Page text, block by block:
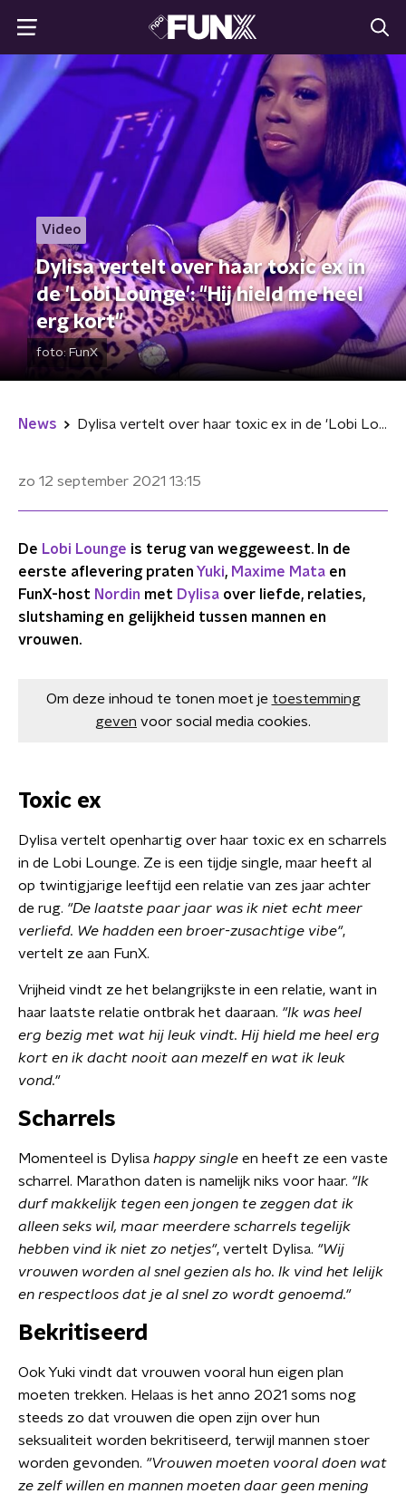
Video
Dylisa vertelt over haar toxic ex in
de 'Lobi Lounge': "Hij hield me heel
erg kort"
foto: FunX
News Dylisa vertelt over haar toxic ex in de 'Lobi Lounge': "Hij hield me heel erg kort"
zo 12 september 2021 13:15
De Lobi Lounge is terug van weggeweest. In de
eerste aflevering praten Yuki, Maxime Mata en
FunX-host Nordin met Dylisa over liefde, relaties,
slutshaming en gelijkheid tussen mannen en
vrouwen.
Om deze inhoud te tonen moet je toestemming
geven voor social media cookies.
Toxic ex
Dylisa vertelt openhartig over haar toxic ex en scharrels
in de Lobi Lounge. Ze is een tijdje single, maar heeft al
op twintigjarige leeftijd een relatie van zes jaar achter
de rug. "De laatste paar jaar was ik niet echt meer
verliefd. We hadden een broer-zusachtige vibe",
vertelt ze aan FunX.
Vrijheid vindt ze het belangrijkste in een relatie, want in
haar laatste relatie ontbrak het daaraan. "Ik was heel
erg bezig met wat hij leuk vindt. Hij hield me heel erg
kort en ik dacht nooit aan mezelf en wat ik leuk
vond."
Scharrels
Momenteel is Dylisa happy single en heeft ze een vaste
scharrel. Marathon daten is namelijk niks voor haar. "Ik
durf makkelijk tegen een jongen te zeggen dat ik
alleen seks wil, maar meerdere scharrels tegelijk
hebben vind ik niet zo netjes", vertelt Dylisa. "Wij
vrouwen worden al snel gezien als ho. Ik vind het lelijk
en respectloos dat je al snel zo wordt genoemd."
Bekritiseerd
Ook Yuki vindt dat vrouwen vooral hun eigen plan
moeten trekken. Helaas is het anno 2021 soms nog
steeds zo dat vrouwen die open zijn over hun
seksualiteit worden bekritiseerd, terwijl mannen stoer
worden gevonden. "Vrouwen moeten vooral doen wat
ze zelf willen en mannen moeten daar geen mening